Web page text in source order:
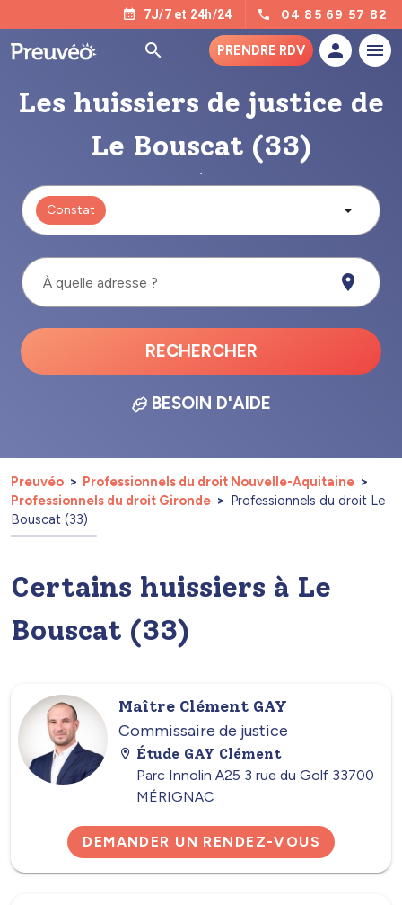
7J/7 et 24h/24 04 85 69 57 82
PRENDRE RDV
Les huissiers de justice de
Le Bouscat (33)
Constat
À quelle adresse ?
RECHERCHER
BESOIN D'AIDE
Preuvéo
Professionnels du droit Nouvelle-Aquitaine
Professionnels du droit Gironde
Professionnels du droit Le
Bouscat (33)
Certains huissiers à Le
Bouscat (33)
Maître Clément GAY
Commissaire de justice
Étude GAY Clément
Parc Innolin A25 3 rue du Golf 33700
MÉRIGNAC
DEMANDER UN RENDEZ-VOUS